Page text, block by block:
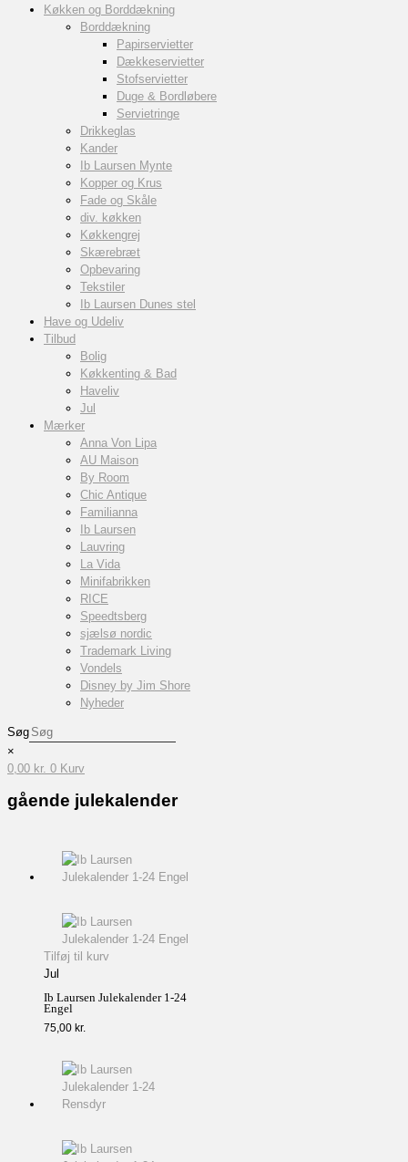
Køkken og Borddækning
Borddækning
Papirservietter
Dækkeservietter
Stofservietter
Duge & Bordløbere
Servietringe
Drikkeglas
Kander
Ib Laursen Mynte
Kopper og Krus
Fade og Skåle
div. køkken
Køkkengrej
Skærebræt
Opbevaring
Tekstiler
Ib Laursen Dunes stel
Have og Udeliv
Tilbud
Bolig
Køkkenting & Bad
Haveliv
Jul
Mærker
Anna Von Lipa
AU Maison
By Room
Chic Antique
Familianna
Ib Laursen
Lauvring
La Vida
Minifabrikken
RICE
Speedtsberg
sjælsø nordic
Trademark Living
Vondels
Disney by Jim Shore
Nyheder
Søg
×
0,00 kr. 0 Kurv
gående julekalender
Tilføj til kurv
Jul
Ib Laursen Julekalender 1-24
Engel
75,00 kr.